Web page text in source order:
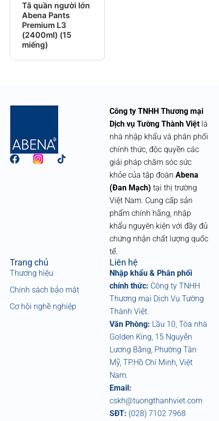
Tã quần người lớn
Abena Pants
Premium L3
(2400ml) (15
miếng)
F
Công ty TNHH Thương mại
Dịch vụ Tường Thành Việtlà
nhà nhập khẩu và phân phối
chính thức, độc quyền các
giải pháp chăm sóc sức
khỏe của tập đoàn Abena
(Đan Mạch) tại thị trường
Việt Nam. Cung cấp sản
phẩm chính hãng, nhập
khẩu nguyên kiện với đầy đủ
chứng nhận chất lượng quốc
tế.
Trang chủ
Thương hiệu
Chính sách bảo mật
Cơ hội nghề nghiệp
Liên hệ
Nhập khẩu & Phân phối
chính thức: Công ty TNHH
Thương mại Dịch Vụ Tường
Thành Việt.
Văn Phòng: Lầu 10, Tòa nhà
Golden King, 15 Nguyễn
Lương Bằng, Phường Tân
Mỹ, TP.Hồ Chí Minh, Việt
Nam.
Email:
cskh@tuongthanhviet.com
SĐT: (028) 7102 7968